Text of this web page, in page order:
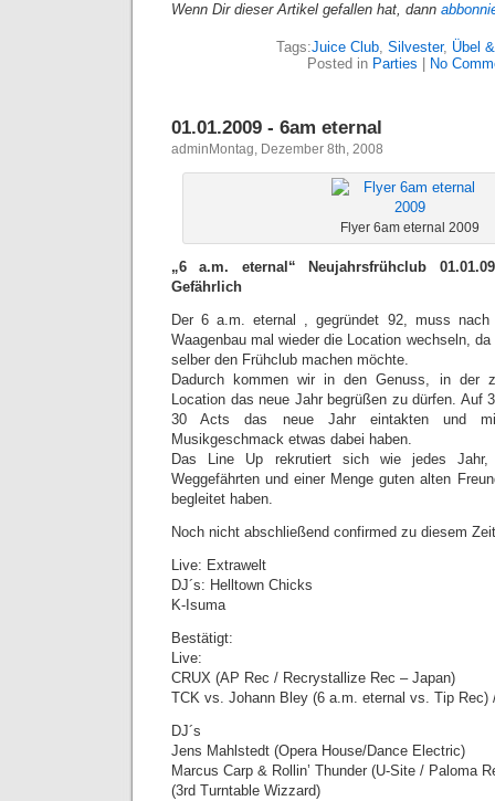
Wenn Dir dieser Artikel gefallen hat, dann
Tags:Juice Club, Silvester, Übel
Posted in Parties No
01.01.2009 - 6am eternal
adminMontag, Dezember 8th, 2008
Flyer 6am eternal 2009
„6 a.m. eternal“ Neujahrsfrühclub
Gefährlich
Der 6 a.m. eternal , gegründet 92, muss nach
Waagenbau mal wieder die Location wechseln,
selber den Frühclub machen möchte.
Dadurch kommen wir in den Genuss, in der
Location das neue Jahr begrüßen zu dürfen. Auf
30 Acts das neue Jahr eintakten und
Musikgeschmack etwas dabei haben.
Das Line Up rekrutiert sich wie jedes Jahr,
Weggefährten und einer Menge guten alten
begleitet haben.
Noch nicht abschließend confirmed zu diesem
Live: Extrawelt
DJ´s: Helltown Chicks
K-Isuma
Bestätigt:
Live:
CRUX (AP Rec / Recrystallize Rec – Japan)
TCK vs. Johann Bley (6 a.m. eternal vs. Tip
DJ´s
Jens Mahlstedt (Opera House/Dance Electric)
Marcus Carp & Rollin’ Thunder (U-Site / Paloma
(3rd Turntable Wizzard)